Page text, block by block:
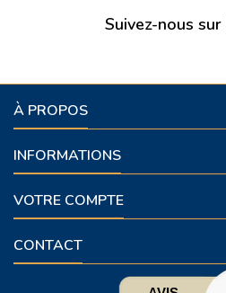
Suivez-nous
À PROPOS
INFORMATIONS
VOTRE COMPTE
CONTACT